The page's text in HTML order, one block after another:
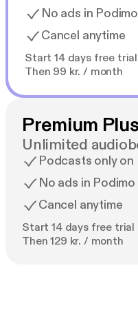
No ads in
Cancel anytime
Start 14 days free trial
Then 99 kr. / month
Premium Plus
Unlimited
Podcasts only on
No ads in
Cancel anytime
Start 14 days free trial
Then 129 kr. / month